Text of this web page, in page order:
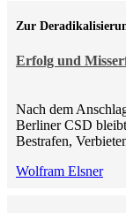
Erfolg und
Zur
Nach dem
Berliner CSD
Bestrafen,
Wolfram Elsner